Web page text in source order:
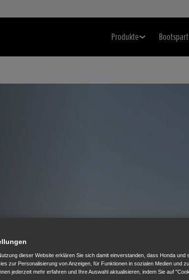
Produkte
dieser Website erklären Sie sich damit einverstanden, dass Honda und
zur Personalisierung von Anzeigen, für Funktionen in sozialen Medien und
jederzeit mehr erfahren und Ihre Auswahl aktualisieren, indem Sie auf